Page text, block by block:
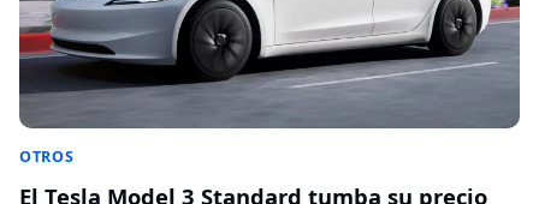
OTROS
El Tesla Model 3 Standard tumba su precio